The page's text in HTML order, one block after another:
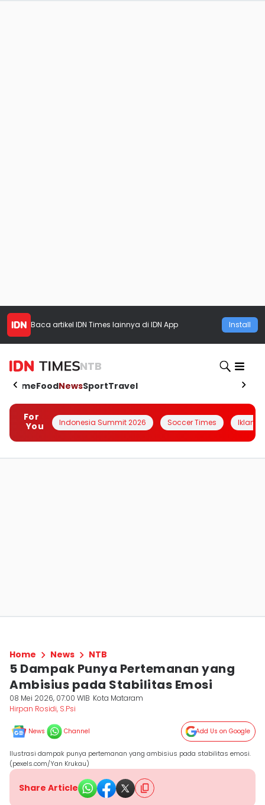
Baca artikel IDN Times lainnya di IDN App Install
NTB
HomeFoodNewsSportTravel
For
You
Indonesia Summit 2026 Soccer Times Iklanin
Home News NTB
5 Dampak Punya Pertemanan yang
Ambisius pada Stabilitas Emosi
08 Mei 2026, 07:00 WIB Kota Mataram
Hirpan Rosidi, S.Psi
News Channel Add Us on Google
Ilustrasi dampak punya pertemanan yang ambisius pada stabilitas emosi.
(pexels.com/Yan Krukau)
Share Article